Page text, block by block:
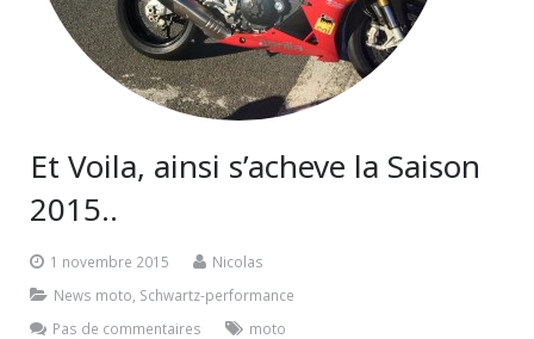
Et Voila, ainsi s’acheve la Saison
2015..
1 novembre 2015
Nicolas
News moto Schwartz-performance
Pas de commentaires
moto